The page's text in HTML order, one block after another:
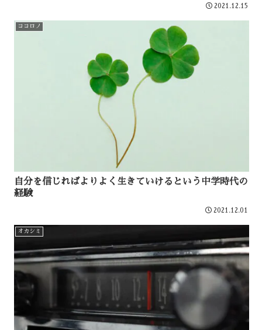
2021.12.15
ココロノ
自分を信じればよりよく生きていけるという中学時代の
経験
2021.12.01
オカシミ